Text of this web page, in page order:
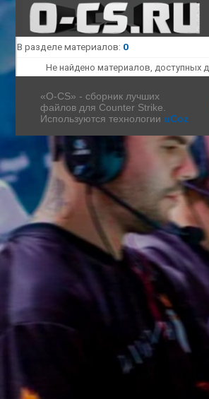
КАТАЛОГ ФАЙЛОВ
СКАЧАТЬ КС 1.6
В разделе материалов: 0
Не найдено материалов, доступных
«O-CS» - сборник лучших
файлов для Counter Strike.
Используются технологии uCoz